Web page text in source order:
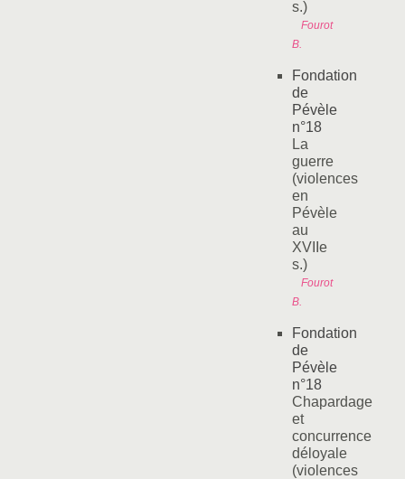
s.)
Fourot
B.
Fondation
de
Pévèle
n°18
La
guerre
(violences
en
Pévèle
au
XVIIe
s.)
Fourot
B.
Fondation
de
Pévèle
n°18
Chapardage
et
concurrence
déloyale
(violences